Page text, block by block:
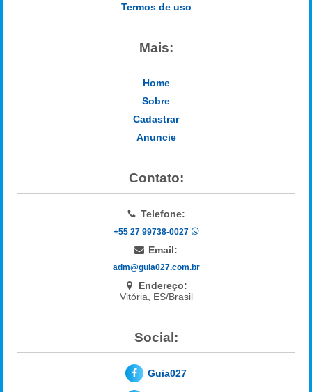
Termos de uso
Mais:
Home
Sobre
Cadastrar
Anuncie
Contato:
Telefone:
+55 27 99738-0027
Email:
adm@guia027.com.br
Endereço:
Vitória, ES/Brasil
Social:
Guia027